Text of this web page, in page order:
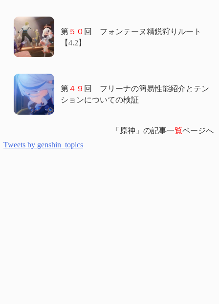
第５０ 回 フォンテーヌ精鋭狩りルート
【4.2】
第４９ 回 フリーナの簡易性能紹介とテン
ションについての検証
「原神」の記事一覧ページへ
Tweets by genshin_topics